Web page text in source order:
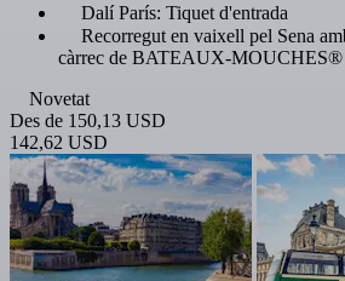
Dalí París: Tiquet d'entrada
Recorregut en vaixell pel Sena
càrrec de BATEAUX-MOUCHES®
Novetat
Des de 150,13 USD
142,62 USD